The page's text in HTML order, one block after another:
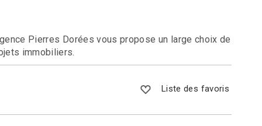
Pierres Dorées vous propose un large choix de
immobiliers.
Liste des favoris